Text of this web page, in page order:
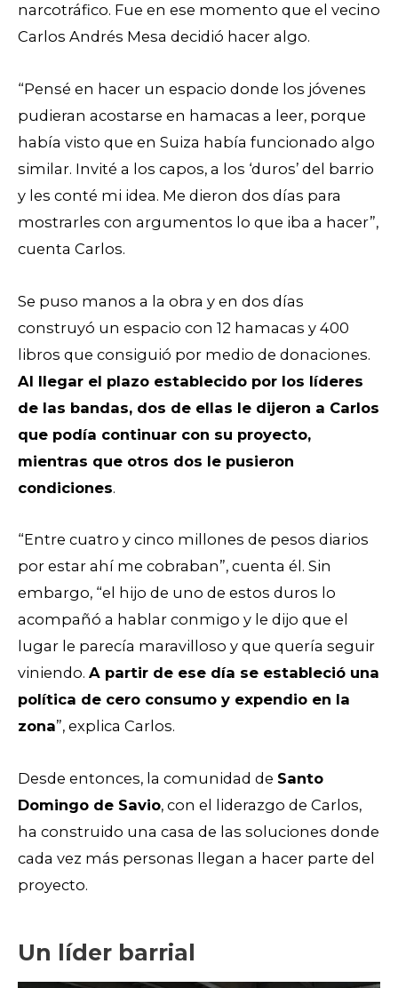
narcotráfico. Fue en ese momento que el vecino
Carlos Andrés Mesa decidió hacer algo.
“Pensé en hacer un espacio donde los jóvenes
pudieran acostarse en hamacas a leer, porque
había visto que en Suiza había funcionado algo
similar. Invité a los capos, a los ‘duros’ del barrio
y les conté mi idea. Me dieron dos días para
mostrarles con argumentos lo que iba a hacer”,
cuenta Carlos.
Se puso manos a la obra y en dos días
construyó un espacio con 12 hamacas y 400
libros que consiguió por medio de donaciones.
Al llegar el plazo establecido por los líderes
de las bandas, dos de ellas le dijeron a Carlos
que podía continuar con su proyecto,
mientras que otros dos le pusieron
condiciones.
“Entre cuatro y cinco millones de pesos diarios
por estar ahí me cobraban”, cuenta él. Sin
embargo, “el hijo de uno de estos duros lo
acompañó a hablar conmigo y le dijo que el
lugar le parecía maravilloso y que quería seguir
viniendo. A partir de ese día se estableció una
política de cero consumo y expendio en la
zona”, explica Carlos.
Desde entonces, la comunidad de Santo
Domingo de Savio, con el liderazgo de Carlos,
ha construido una casa de las soluciones donde
cada vez más personas llegan a hacer parte del
proyecto.
Un líder barrial